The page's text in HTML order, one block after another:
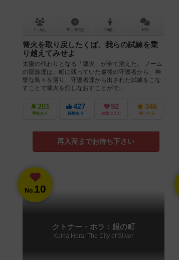
1～4人 70～100分 12歳～ 10件
篝火を取り戻したくば、我らの試練を乗
り越えてみせよ
太陽の代わりとなる「篝火」が全て消えた。 ノーム
の部族達は、町に残っていた最後の守護者から、神
聖な島々を巡り、守護者達から出された試練をこな
すことで篝火を灯しなおすことがで...
201
興味あり
427
経験あり
92
お気に入り
346
持ってる
再入荷までお待ち下さい
No.10
クトナー・ホラ：銀の町
Kutná Hora: The City of Silver